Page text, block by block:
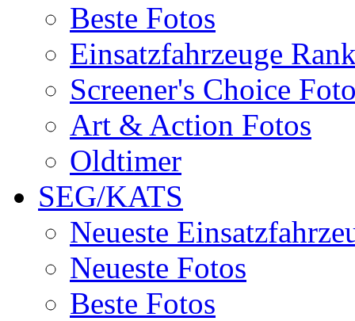
Beste Fotos
Einsatzfahrzeuge
Screener's Choice
Art & Action Fotos
Oldtimer
SEG/KATS
Neueste
Neueste Fotos
Beste Fotos